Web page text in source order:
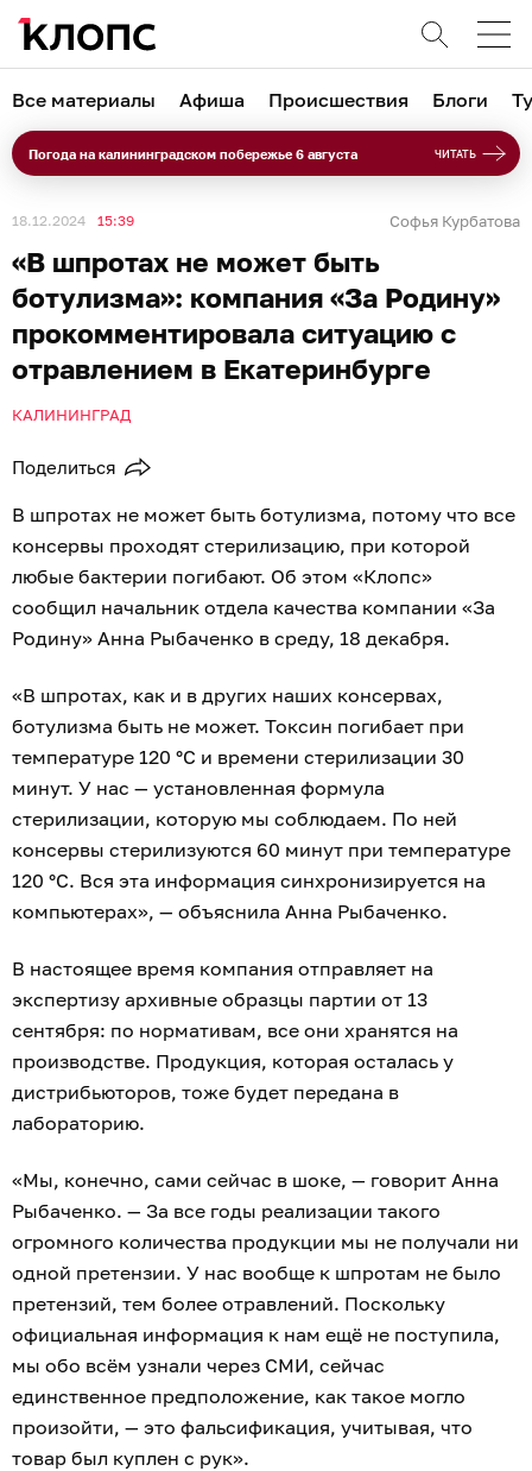
Все материалы Афиша Происшествия Блоги
Погода на калининградском побережье 6 августа ЧИТАТЬ
18.12.2024 15:39 Софья Курбатова
«В шпротах не может быть
ботулизма»: компания «За Родину»
прокомментировала ситуацию с
отравлением в Екатеринбурге
КАЛИНИНГРАД
Поделиться
В шпротах не может быть ботулизма, потому что все
консервы проходят стерилизацию, при которой
любые бактерии погибают. Об этом «Клопс»
сообщил начальник отдела качества компании «За
Родину» Анна Рыбаченко в среду, 18 декабря.
«В шпротах, как и в других наших консервах,
ботулизма быть не может. Токсин погибает при
температуре 120 °C и времени стерилизации 30
минут. У нас — установленная формула
стерилизации, которую мы соблюдаем. По ней
консервы стерилизуются 60 минут при температуре
120 °C. Вся эта информация синхронизируется на
компьютерах», — объяснила Анна Рыбаченко.
В настоящее время компания отправляет на
экспертизу архивные образцы партии от 13
сентября: по нормативам, все они хранятся на
производстве. Продукция, которая осталась у
дистрибьюторов, тоже будет передана в
лабораторию.
«Мы, конечно, сами сейчас в шоке, — говорит Анна
Рыбаченко. — За все годы реализации такого
огромного количества продукции мы не получали ни
одной претензии. У нас вообще к шпротам не было
претензий, тем более отравлений. Поскольку
официальная информация к нам ещё не поступила,
мы обо всём узнали через СМИ, сейчас
единственное предположение, как такое могло
произойти, — это фальсификация, учитывая, что
товар был куплен с рук».